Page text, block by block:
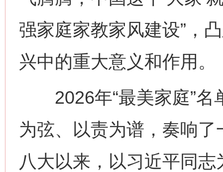
强家庭家教家风建设”，
兴中的重大意义和作用。
2026年“最美家庭”名
为弦、以责为谱，奏响
八大以来，以习近平同